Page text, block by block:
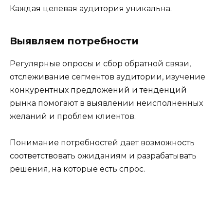
Каждая целевая аудитория уникальна.
Выявляем потребности
Регулярные опросы и сбор обратной связи,
отслеживание сегментов аудитории, изучение
конкурентных предложений и тенденций
рынка помогают в выявлении неисполненных
желаний и проблем клиентов.
Понимание потребностей дает возможность
соответствовать ожиданиям и разрабатывать
решения, на которые есть спрос.